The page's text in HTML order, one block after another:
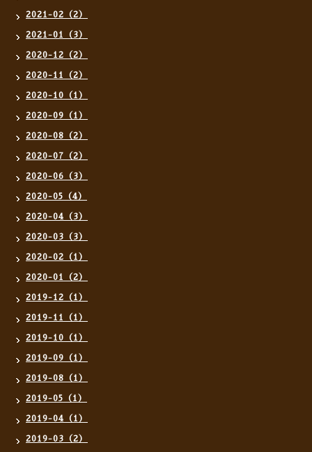
2021-02（2）
2021-01（3）
2020-12（2）
2020-11（2）
2020-10（1）
2020-09（1）
2020-08（2）
2020-07（2）
2020-06（3）
2020-05（4）
2020-04（3）
2020-03（3）
2020-02（1）
2020-01（2）
2019-12（1）
2019-11（1）
2019-10（1）
2019-09（1）
2019-08（1）
2019-05（1）
2019-04（1）
2019-03（2）